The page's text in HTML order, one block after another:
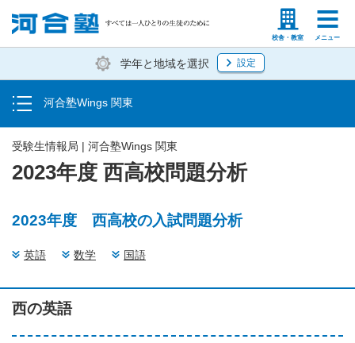
校舎・教室 メニュー
塾生の方 高等学校の先生
学年と地域を選択 設定
河合塾Wings 関東
お申し込み方法
受験生情報局
2023年度 西高校問題分析
受験生情報局 | 河合塾Wings 関東
2023年度 西高校の入試問題分析
英語 数学 国語
西の英語